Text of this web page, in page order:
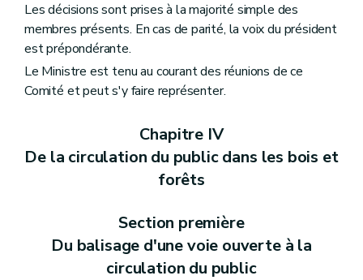
Les décisions sont prises à la majorité simple des
membres présents. En cas de parité, la voix du président
est prépondérante.
Le Ministre est tenu au courant des réunions de ce
Comité et peut s'y faire représenter.
Chapitre IV
De la circulation du public dans les bois et
forêts
Section première
Du balisage d'une voie ouverte à la
circulation du public